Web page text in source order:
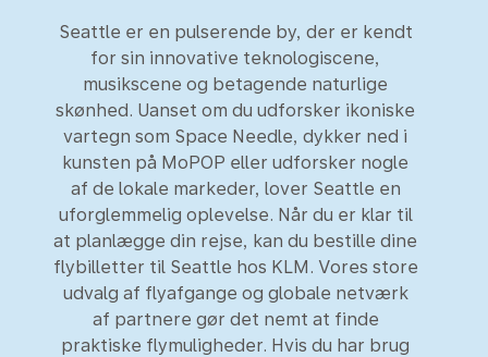
Seattle er en pulserende by, der er kendt
for sin innovative teknologiscene,
musikscene og betagende naturlige
skønhed. Uanset om du udforsker ikoniske
vartegn som Space Needle, dykker ned i
kunsten på MoPOP eller udforsker nogle
af de lokale markeder, lover Seattle en
uforglemmelig oplevelse. Når du er klar til
at planlægge din rejse, kan du bestille dine
flybilletter til Seattle hos KLM. Vores store
udvalg af flyafgange og globale netværk
af partnere gør det nemt at finde
praktiske flymuligheder. Hvis du har brug